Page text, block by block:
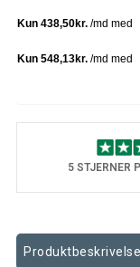
5 STJERNER
Produktbeskrivelse